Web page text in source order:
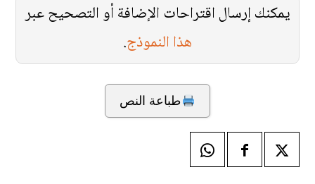
يمكنك إرسال اقتراحات الإضافة أو التصحيح عبر
هذا النموذج.
طباعة النص